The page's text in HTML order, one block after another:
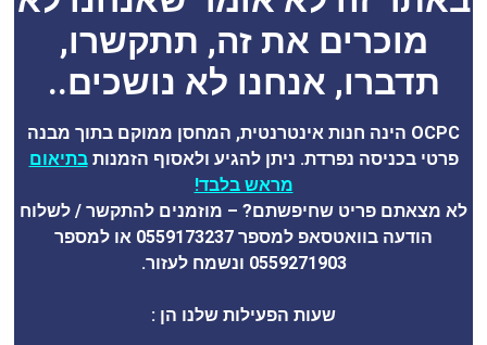
מוכרים את זה, תתקשרו,
תדברו, אנחנו לא נושכים..
OCPC הינה חנות אינטרנטית, המחסן ממוקם בתוך מבנה
פרטי בכניסה נפרדת. ניתן להגיע ולאסוף הזמנותבתיאום
מראש בלבד!
לא מצאתם פריט שחיפשתם? – מוזמנים להתקשר / לשלוח
הודעה בוואטסאפ למספר 0559173237 או למספר
0559271903 ונשמח לעזור.
שעות הפעילות שלנו הן :